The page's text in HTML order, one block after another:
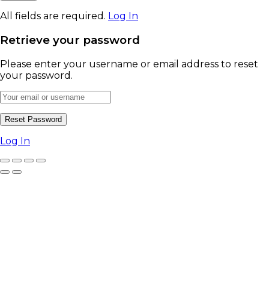
All fields are required. Log In
Retrieve your password
Please enter your username or email address to reset
your password.
Log In